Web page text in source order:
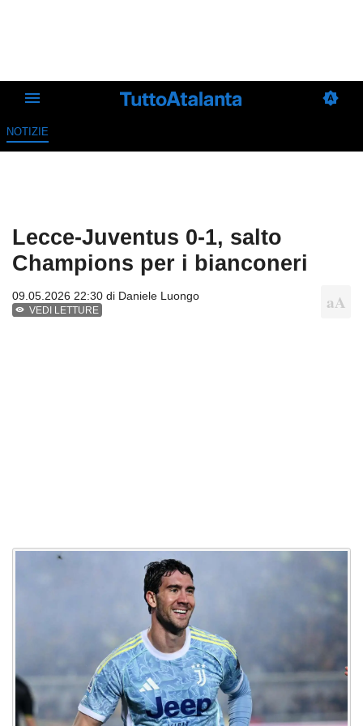
NOTIZIE
Lecce-Juventus 0-1, salto
Champions per i bianconeri
09.05.2026 22:30 di Daniele Luongo
VEDI LETTURE